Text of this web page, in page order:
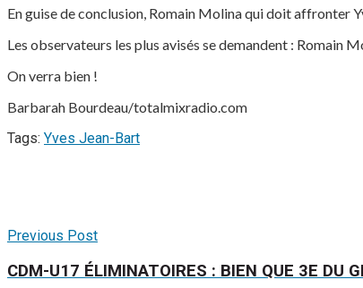
En guise de conclusion, Romain Molina qui doit affronter
Les observateurs les plus avisés se demandent : Romain
On verra bien !
Barbarah Bourdeau/totalmixradio.com
Tags: Yves Jean-Bart
Previous Post
CDM-U17 ÉLIMINATOIRES : BIEN QUE 3E DU